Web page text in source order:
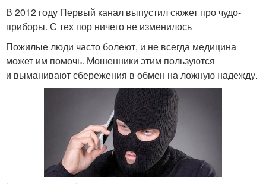
В 2012 году Первый канал выпустил сюжет про чудо-
приборы. С тех пор ничего не изменилось
Пожилые люди часто болеют, и не всегда медицина
может им помочь. Мошенники этим пользуются
и выманивают сбережения в обмен на ложную надежду.